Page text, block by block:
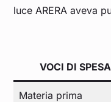
luce ARERA aveva
VOCI DI SPESA
Materia prima